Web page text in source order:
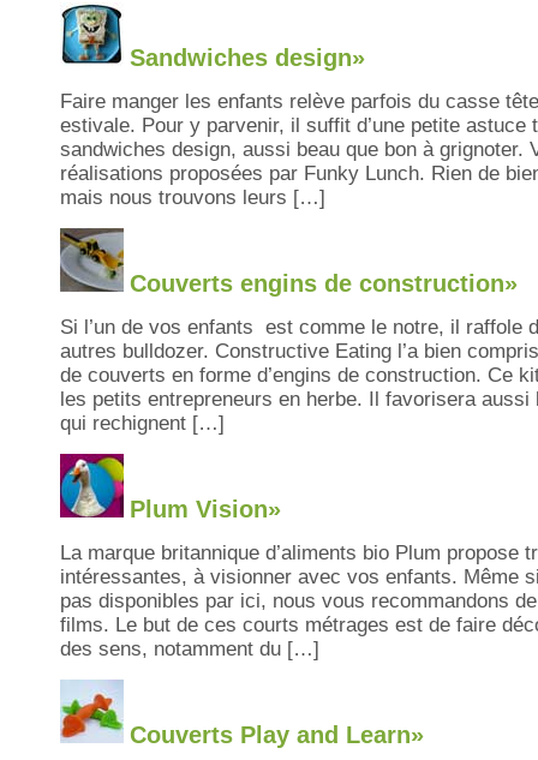
Sandwiches design»
Faire manger les enfants relève parfois du casse
estivale. Pour y parvenir, il suffit d’une petite astuce
sandwiches design, aussi beau que bon à grignoter.
réalisations proposées par Funky Lunch. Rien de
mais nous trouvons leurs […]
Couverts engins de construction»
Si l’un de vos enfants est comme le notre, il raffole
autres bulldozer. Constructive Eating l’a bien
de couverts en forme d’engins de construction. Ce
les petits entrepreneurs en herbe. Il favorisera
qui rechignent […]
Plum Vision»
La marque britannique d’aliments bio Plum propose
intéressantes, à visionner avec vos enfants. Même
pas disponibles par ici, nous vous recommandons
films. Le but de ces courts métrages est de faire
des sens, notamment du […]
Couverts Play and Learn»